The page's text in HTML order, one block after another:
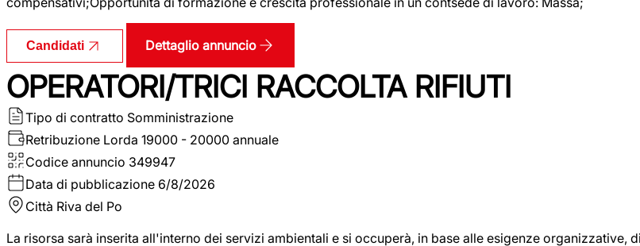
Candidati Dettaglio annuncio
OPERATORI/TRICI RACCOLTA RIFIUTI
Tipo di contratto Somministrazione
Retribuzione Lorda 19000 - 20000 annuale
Codice annuncio 349947
Data di pubblicazione 6/8/2026
Città Riva del Po
La risorsa sarà inserita all'interno dei servizi ambientali e si occuperà, in base alle esigenze